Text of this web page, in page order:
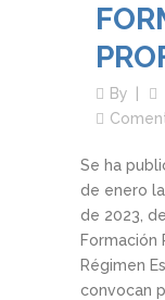
By
Se ha
de enero la
de 2023,
Formación
Régimen
convocan